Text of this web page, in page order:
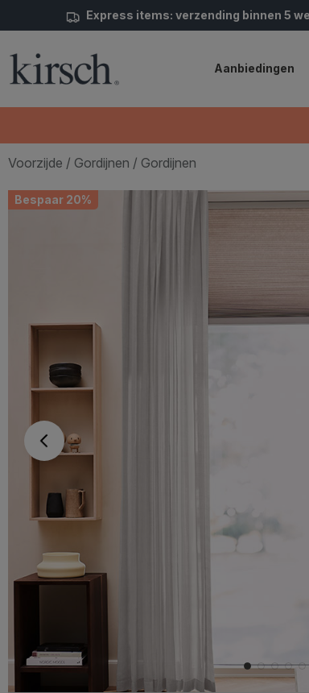
Express items: verzending binnen 5
Aanbiedingen
Voorzijde / Gordijnen / Gordijnen
Bespaar 20%